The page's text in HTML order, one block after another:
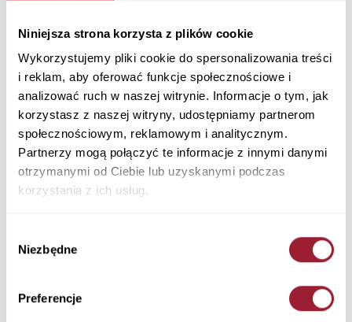
Niniejsza strona korzysta z plików cookie
Wykorzystujemy pliki cookie do spersonalizowania treści
i reklam, aby oferować funkcje społecznościowe i
analizować ruch w naszej witrynie. Informacje o tym, jak
korzystasz z naszej witryny, udostępniamy partnerom
społecznościowym, reklamowym i analitycznym.
Partnerzy mogą połączyć te informacje z innymi danymi
otrzymanymi od Ciebie lub uzyskanymi podczas
korzystania z ich usług.
zgody
Niezbędne
Preferencje
Kolor: DARK MID BLUE
N 437-008
289,90 PLN
+ Zapytaj o rozmiar
Kolory